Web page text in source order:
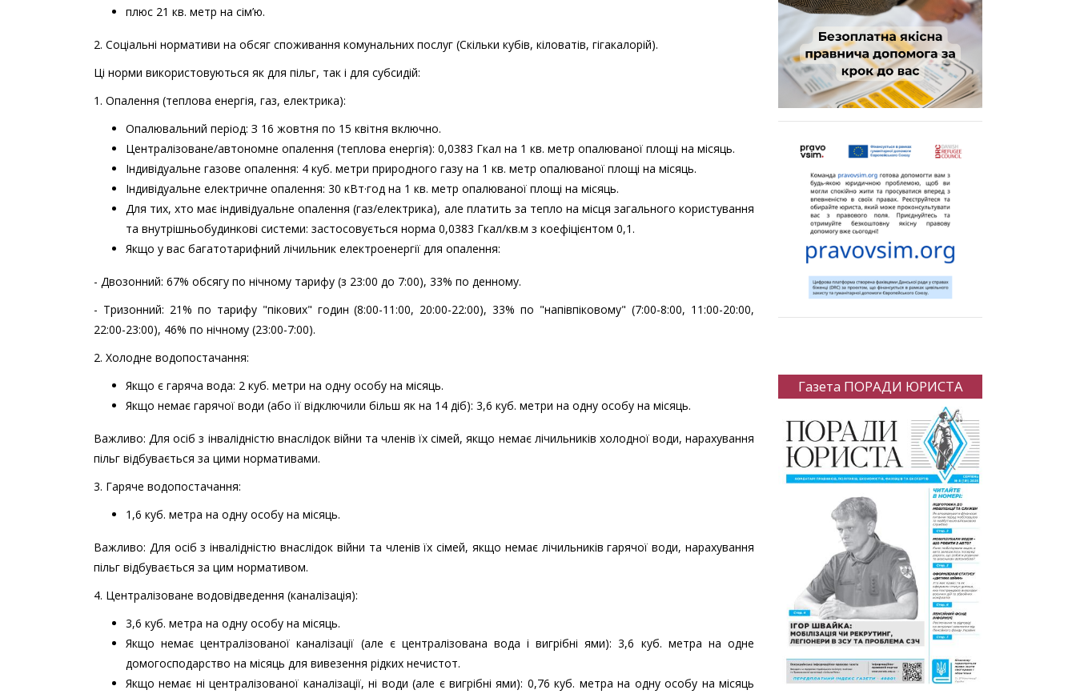
плюс 21 кв. метр на сім’ю.
2. Соціальні нормативи на обсяг споживання комунальних послуг (Скільки кубів, кіловатів, гігакалорій).
Ці норми використовуються як для пільг, так і для субсидій:
1. Опалення (теплова енергія, газ, електрика):
Опалювальний період: З 16 жовтня по 15 квітня включно.
Централізоване/автономне опалення (теплова енергія): 0,0383 Гкал на 1 кв. метр опалюваної площі на місяць.
Індивідуальне газове опалення: 4 куб. метри природного газу на 1 кв. метр опалюваної площі на місяць.
Індивідуальне електричне опалення: 30 кВт·год на 1 кв. метр опалюваної площі на місяць.
Для тих, хто має індивідуальне опалення (газ/електрика), але платить за тепло на місця загального користування
та внутрішньобудинкові системи: застосовується норма 0,0383 Гкал/кв.м з коефіцієнтом 0,1.
Якщо у вас багатотарифний лічильник електроенергії для опалення:
- Двозонний: 67% обсягу по нічному тарифу (з 23:00 до 7:00), 33% по денному.
- Тризонний: 21% по тарифу "пікових" годин (8:00-11:00, 20:00-22:00), 33% по "напівпіковому" (7:00-8:00, 11:00-20:00,
22:00-23:00), 46% по нічному (23:00-7:00).
2. Холодне водопостачання:
Якщо є гаряча вода: 2 куб. метри на одну особу на місяць.
Якщо немає гарячої води (або її відключили більш як на 14 діб): 3,6 куб. метри на одну особу на місяць.
Важливо: Для осіб з інвалідністю внаслідок війни та членів їх сімей, якщо немає лічильників холодної води, нарахування
пільг відбувається за цими нормативами.
3. Гаряче водопостачання:
1,6 куб. метра на одну особу на місяць.
Важливо: Для осіб з інвалідністю внаслідок війни та членів їх сімей, якщо немає лічильників гарячої води, нарахування
пільг відбувається за цим нормативом.
4. Централізоване водовідведення (каналізація):
3,6 куб. метра на одну особу на місяць.
Якщо немає централізованої каналізації (але є централізована вода і вигрібні ями): 3,6 куб. метра на одне
домогосподарство на місяць для вивезення рідких нечистот.
Якщо немає ні централізованої каналізації, ні води (але є вигрібні ями): 0,76 куб. метра на одну особу на місяць
Газета ПОРАДИ ЮРИСТА